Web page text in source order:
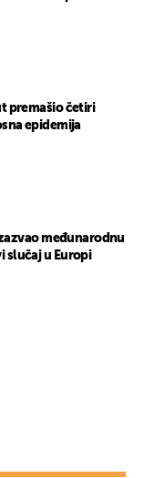
premašio četiri
epidemija
međunarodnu
slučaj u Europi